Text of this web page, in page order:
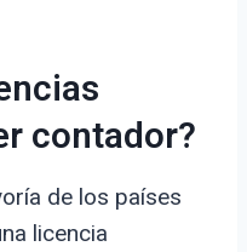
contador?
de los países
licencia